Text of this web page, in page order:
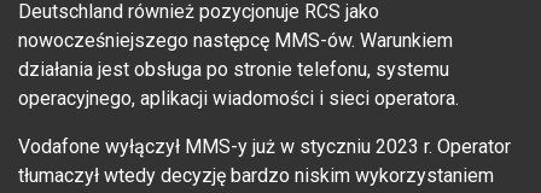
Deutschland również pozycjonuje RCS jako
nowocześniejszego następcę MMS-ów. Warunkiem
działania jest obsługa po stronie telefonu, systemu
operacyjnego, aplikacji wiadomości i sieci operatora.
Vodafone wyłączył MMS-y już w styczniu 2023 r. Operator
tłumaczył wtedy decyzję bardzo niskim wykorzystaniem